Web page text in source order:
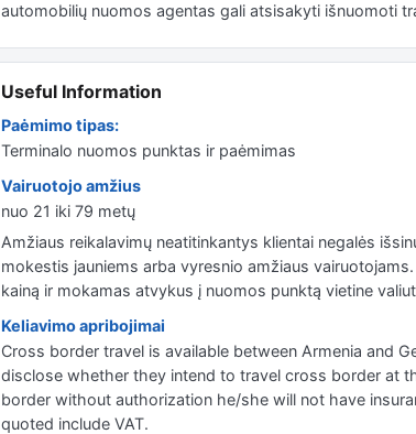
automobilių nuomos agentas gali atsisakyti išnuomoti
Useful Information
Paėmimo tipas:
Terminalo nuomos punktas ir paėmimas
Vairuotojo amžius
nuo 21 iki 79 metų
Amžiaus reikalavimų neatitinkantys klientai negalės
mokestis jauniems arba vyresnio amžiaus
kainą ir mokamas atvykus į nuomos punktą vietine
Keliavimo apribojimai
Cross border travel is available between Armenia and
disclose whether they intend to travel cross border at
border without authorization he/she will not have
quoted include VAT.